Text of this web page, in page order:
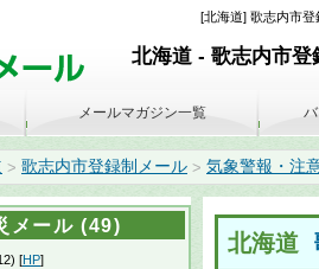
[北海道] 歌志内市
北海道 - 歌志内市登
> 歌志内市登録制メール > 気象警報・注
北海道
メールマガジン一覧
メール (49)
[HP]